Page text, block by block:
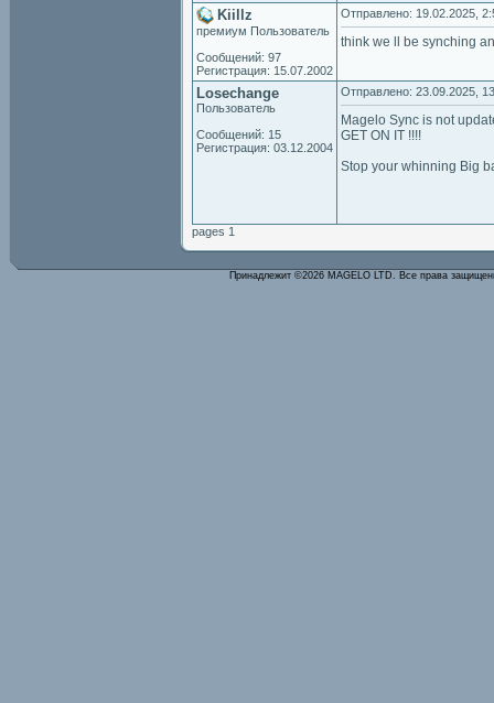
Kiillz
премиум Пользователь
Сообщений: 97
Регистрация: 15.07.2002
Отправлено: 19.02.2025,
think we ll be synching
Losechange
Пользователь
Сообщений: 15
Регистрация: 03.12.2004
Отправлено: 23.09.2025,
Magelo Sync is not
GET ON IT !!!!
Stop your whinning Big
pages 1
Принадлежит ©2026 MAGELO LTD. Все права